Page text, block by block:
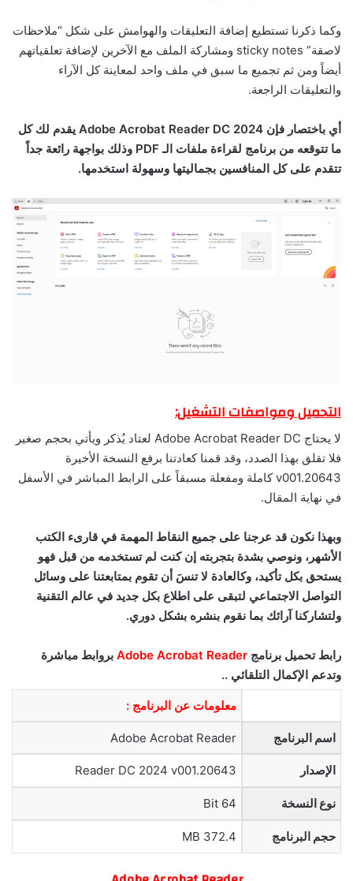
وكما ذكرنا تستطيع إضافة التعليقات والهوامش على شكل “ملاحظات
لاصقة” sticky notes ومشاركة الملف مع الآخرين لإضافة تعلقياتهم
أيضاً ومن ثم تجميع ما سبق في ملف واحد لمعاينة كل الآراء
والتعليقات الراجعة.
أي باختصار فإن Adobe Acrobat Reader DC 2024 يقدم لك كل
ما تتوقعه من برنامج لقراءة ملفات الـ PDF وذلك بواجهة رائعة جداً
تتقدم على كل المنافسين بجماليتها وسهولة استخدمها.
التحميل ومواصفات التشغيل:
لا يحتاج Adobe Acrobat Reader DC لعتاد يُذكر ويأتي بحجم صغير
فلا تقلق بهذا الصدد، وقد قمنا كعادتنا برفع النسخة الأخيرة
v001.20643 كاملة ومفعلة مسبقاً على الرابط المباشر في الأسفل
في نهاية المقال.
وبهذا نكون قد عرجنا على جميع النقاط المهمة في قارىء الكتب
الأشهر، ونوصي بشدة بتجربته إن كنت لم تستخدمه من قبل فهو
يستحق بكل تأكيد، وكالعادة لا تنسَ أن تقوم بمتابعتنا على وسائل
التواصل الاجتماعي لتبقى على اطلاع بكل جديد في عالم التقنية
ولتشاركنا آرائك بما نقوم بنشره بشكل دوري.
رابط تحميل برنامج Adobe Acrobat Reader بروابط مباشرة
وتدعم الإكمال التلقائي ..
معلومات عن البرنامج :
اسم البرنامج Adobe Acrobat Reader
الإصدار Reader DC 2024 v001.20643
نوع النسخة 64 Bit
حجم البرنامج 372.4 MB